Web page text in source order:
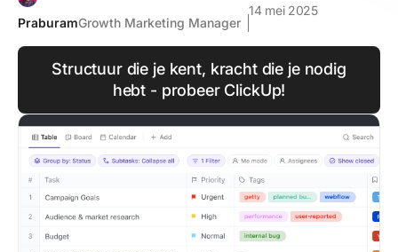
PraburamGrowth Marketing Manager
14 mei 2025
Structuur die je kent, kracht die je nodig
hebt - probeer ClickUp!